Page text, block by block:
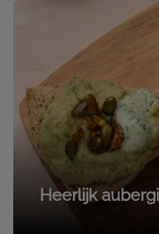
Heerlijk